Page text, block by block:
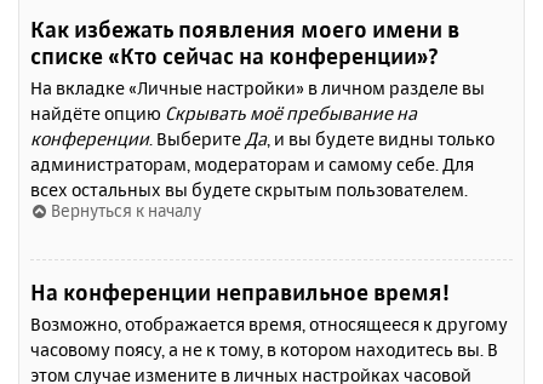
Как избежать появления моего имени в
списке «Кто сейчас на конференции»?
На вкладке «Личные настройки» в личном разделе вы
найдёте опцию Скрывать моё пребывание на
конференции. Выберите Да, и вы будете видны только
администраторам, модераторам и самому себе. Для
всех остальных вы будете скрытым пользователем.
Вернуться к началу
На конференции неправильное время!
Возможно, отображается время, относящееся к другому
часовому поясу, а не к тому, в котором находитесь вы. В
этом случае измените в личных настройках часовой